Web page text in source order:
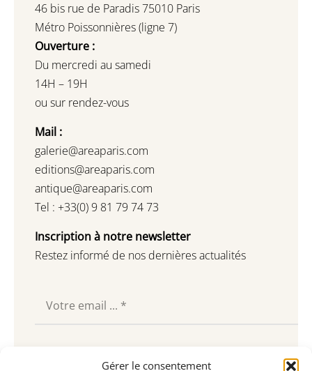
Gérer le consentement
46 bis rue de Paradis 75010 Paris
Métro Poissonnières (ligne 7)
Ouverture :
Du mercredi au samedi
14H – 19H
ou sur rendez-vous
Mail :
galerie@areaparis.com
editions@areaparis.com
antique@areaparis.com
Tel : +33(0) 9 81 79 74 73
Inscription à notre newsletter
Restez informé de nos dernières actualités
Souscrire